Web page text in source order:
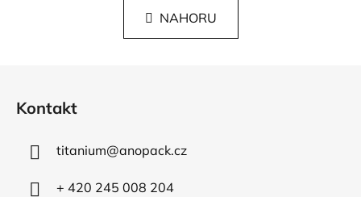
l
á
d
v
k
NAHORU
Kontakt
titanium@anopack.cz
+ 420 245 008 204